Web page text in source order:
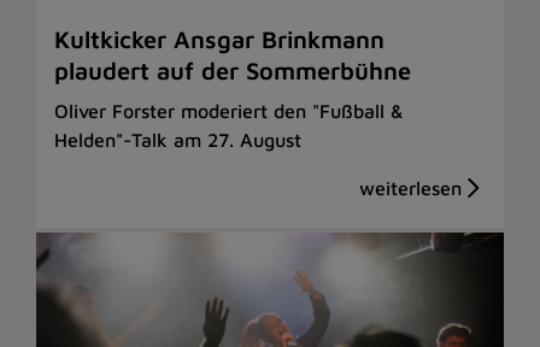
Kultkicker Ansgar Brinkmann
plaudert auf der Sommerbühne
Oliver Forster moderiert den "Fußball &
Helden"-Talk am 27. August